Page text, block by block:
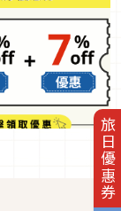
旅日優惠券